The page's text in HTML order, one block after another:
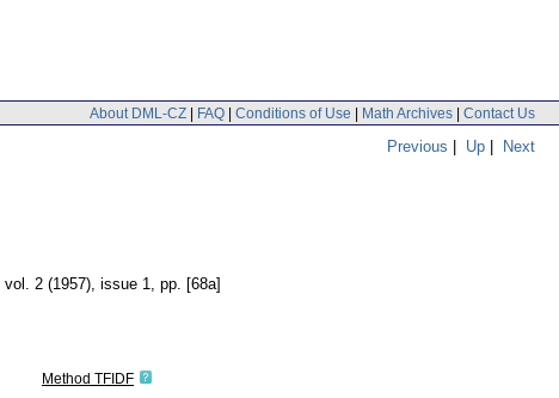
About DML-CZ | FAQ | Conditions of Use | Math Archives | Contact Us
Previous | Up | Next
vol. 2 (1957), issue 1, pp. [68a]
Method TFIDF